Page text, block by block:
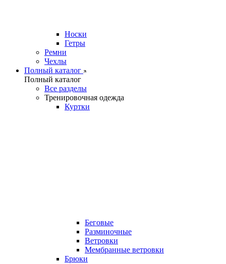
Носки
Гетры
Ремни
Чехлы
Полный каталог
Полный каталог
Все разделы
Тренировочная одежда
Куртки
Беговые
Разминочные
Ветровки
Мембранные ветровки
Брюки